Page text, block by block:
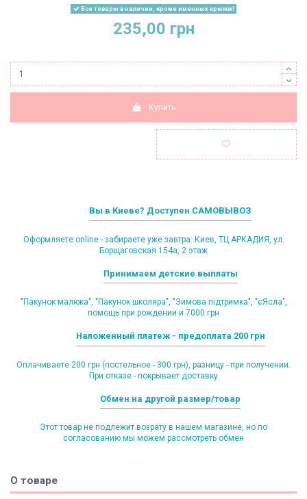
Все товары в наличии, кроме именных крыжм!
235,00 грн
Купить
Вы в Киеве? Доступен САМОВЫВОЗ
Оформляете online - забираете уже завтра: Киев, ТЦ АРКАДИЯ, ул.
Борщаговская 154а, 2 этаж
Принимаем детские выплаты
"Пакунок малюка", "Пакунок школяра", "Зимова підтримка", "єЯсла",
помощь при рождении и 7000 грн
Наложенный платеж - предоплата 200 грн
Оплачиваете 200 грн (постельное - 300 грн), разницу - при получении.
При отказе - покрывает доставку
Обмен на другой размер/товар
Этот товар не подлежит возрату в нашем магазине, но по
согласованию мы можем рассмотреть обмен
О товаре